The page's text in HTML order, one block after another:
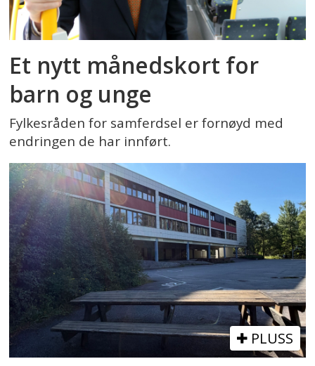
Et nytt månedskort for
barn og unge
Fylkesråden for samferdsel er fornøyd med
endringen de har innført.
PLUSS